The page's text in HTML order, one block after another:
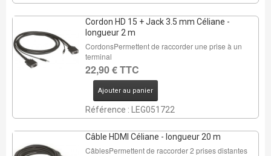
Cordon HD 15 + Jack 3.5 mm Céliane -
longueur 2 m
CordonsPermettent de raccorder une prise à un
terminal
22,90 € TTC
Ajouter au panier
Référence : LEG051722
Câble HDMI Céliane - longueur 20 m
CâblesPermettent de raccorder 2 prises distantes